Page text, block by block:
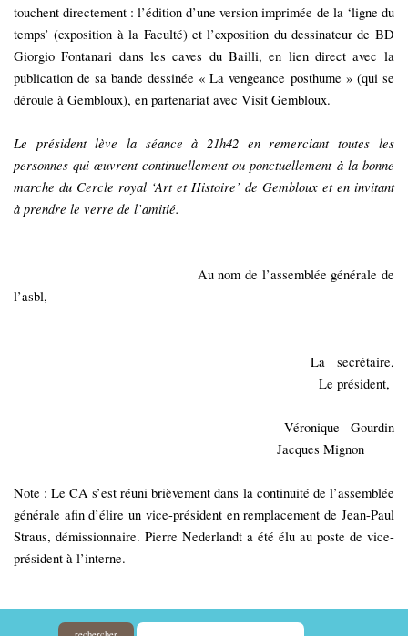
touchent directement : l’édition d’une version imprimée de la ‘ligne du
temps’ (exposition à la Faculté) et l’exposition du dessinateur de BD
Giorgio Fontanari dans les caves du Bailli, en lien direct avec la
publication de sa bande dessinée « La vengeance posthume » (qui se
déroule à Gembloux), en partenariat avec Visit Gembloux.
Le président lève la séance à 21h42 en remerciant toutes les
personnes qui œuvrent continuellement ou ponctuellement à la bonne
marche du Cercle royal ‘Art et Histoire’ de Gembloux et en invitant
à prendre le verre de l’amitié.
Au nom de l’assemblée générale de
l’asbl,
La secrétaire,
Le président,
Véronique Gourdin
Jacques Mignon
Note : Le CA s’est réuni brièvement dans la continuité de l’assemblée
générale afin d’élire un vice-président en remplacement de Jean-Paul
Straus, démissionnaire. Pierre Nederlandt a été élu au poste de vice-
président à l’interne.